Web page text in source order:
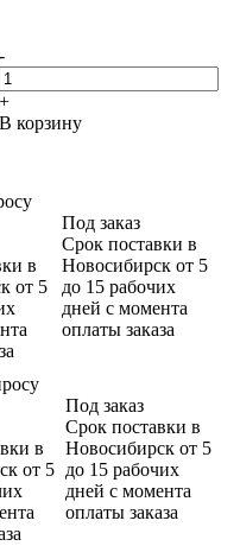
-
+
В корзину
в
от 5
Под заказ
Срок поставки в
Новосибирск от 5
до 15 рабочих
дней с момента
оплаты заказа
в
от 5
Под заказ
Срок поставки в
Новосибирск от 5
до 15 рабочих
дней с момента
оплаты заказа